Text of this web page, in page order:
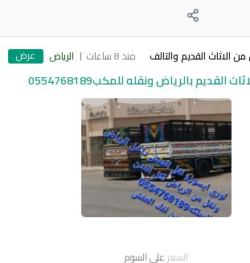
الاثاث القديم والتالف منذ 8 ساعات الرياض عرض
القديم بالرياض ونقله للمكب0554768189
السعر على السوم